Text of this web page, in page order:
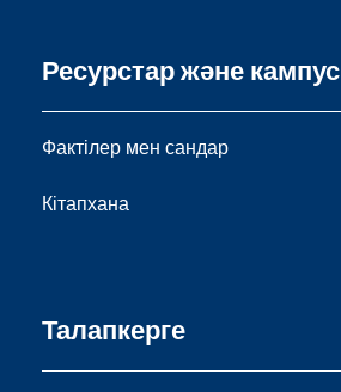
Ресурстар және кампус
Фактілер мен сандар
Кітапхана
Талапкерге